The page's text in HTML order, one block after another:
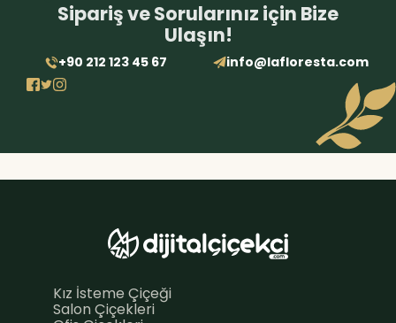
Sipariş ve Sorularınız için Bize
Ulaşın!
+90 212 123 45 67 info@lafloresta.com
Kız İsteme Çiçeği
Salon Çiçekleri